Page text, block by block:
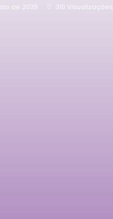
de 2025 310 Visualizações